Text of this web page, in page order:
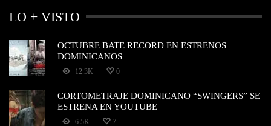
LO + VISTO
OCTUBRE BATE RECORD EN ESTRENOS
DOMINICANOS
12.3K 0
CORTOMETRAJE DOMINICANO “SWINGERS” SE
ESTRENA EN YOUTUBE
6.5K 7